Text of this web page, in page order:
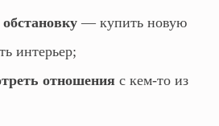
— купить новую
интерьер;
отношения с кем‑то из